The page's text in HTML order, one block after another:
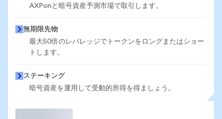
AXPonと暗号資産予測市場で取引します。
無期限先物
最大50倍のレバレッジでトークンをロングまたはショー
トします。
ステーキング
暗号資産を運用して受動的所得を得ましょう。